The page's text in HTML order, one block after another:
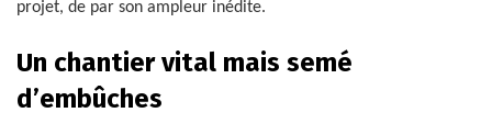
projet, de par son ampleur inédite.
Un chantier vital mais semé
d’embûches